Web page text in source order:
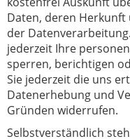
Daten, deren Herkunft
der
jederzeit Ihre
sperren, berichtigen
Sie jederzeit die uns
Datenerhebung und
Gründen widerrufen.
Selbstverständlich